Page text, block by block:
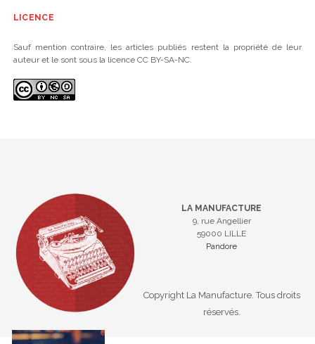
LICENCE
Sauf mention contraire, les articles publiés restent la propriété de leur
auteur et le sont sous la licence CC BY-SA-NC.
LA MANUFACTURE
9, rue Angellier
59000 LILLE
Pandore
Copyright La Manufacture. Tous droits
réservés.